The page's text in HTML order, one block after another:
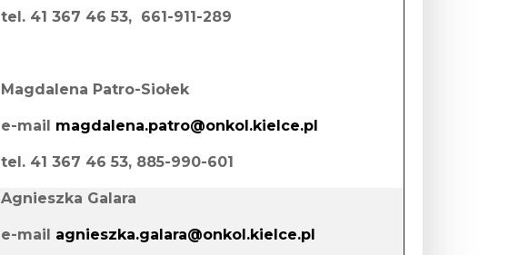
tel. 41 367 46 53, 661-911-289
Magdalena Patro-Siołek
e-mail magdalena.patro@onkol.kielce.pl
tel. 41 367 46 53, 885-990-601
Agnieszka Galara
e-mail agnieszka.galara@onkol.kielce.pl